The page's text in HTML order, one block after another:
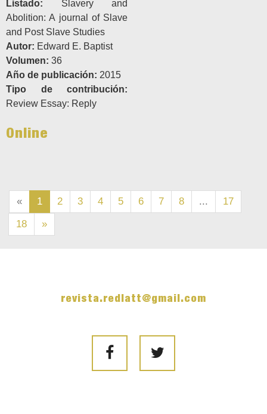
Listado: Slavery and
Abolition: A journal of Slave
and Post Slave Studies
Autor: Edward E. Baptist
Volumen: 36
Año de publicación: 2015
Tipo de contribución:
Review Essay: Reply
Online
« 1 2 3 4 5 6 7 8 ...
17
18
»
revista.redlatt@gmail.com